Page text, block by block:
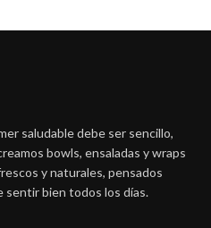
saludable debe ser sencillo,
bowls, ensaladas y wraps
y naturales, pensados
sentir bien todos los días.